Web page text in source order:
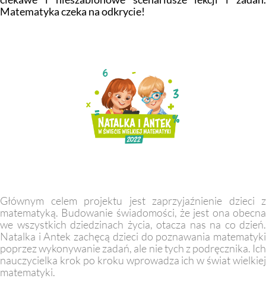
Dydaktyka
Matematyka czeka na odkrycie!
Głównym celem projektu jest zaprzyjaźnienie dzieci z
matematyką. Budowanie świadomości, że jest ona obecna
we wszystkich dziedzinach życia, otacza nas na co dzień.
Natalka i Antek zachęcą dzieci do poznawania matematyki
poprzez wykonywanie zadań, ale nie tych z podręcznika. Ich
nauczycielka krok po kroku wprowadza ich w świat wielkiej
matematyki.